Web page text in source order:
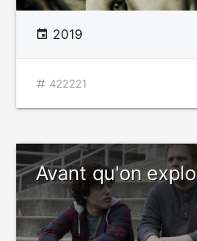
2019
422221
Avant qu'on